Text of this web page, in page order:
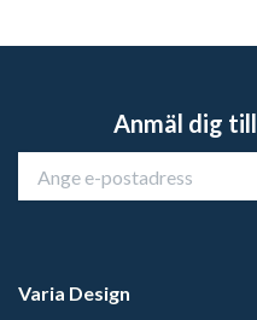
Anmäl dig
Varia Design